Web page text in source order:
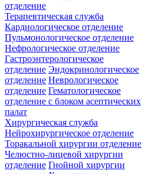
отделение
Терапевтическая служба
Кардиологическое отделение
Пульмонологическое отделение
Нефрологическое отделение
Гастроэнтерологическое
отделение Эндокринологическое
отделение Неврологическое
отделение Гематологическое
отделение c блоком асептических
палат
Хирургическая служба
Нейрохирургическое отделение
Торакальной хирургии отделение
Челюстно-лицевой хирургии
отделение Гнойной хирургии